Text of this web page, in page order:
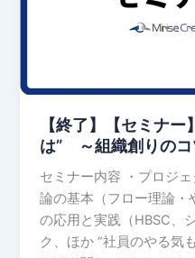
に
削
減
る
方
法
と
【終了】【セミナ
は” ～組織創りの
セミナー内容 ・プロジ
論の基本（フロー理論・
の応用と実践（HBSC、
ク、ほか ”社員のやる気
る
織
創
り
と
は”
～